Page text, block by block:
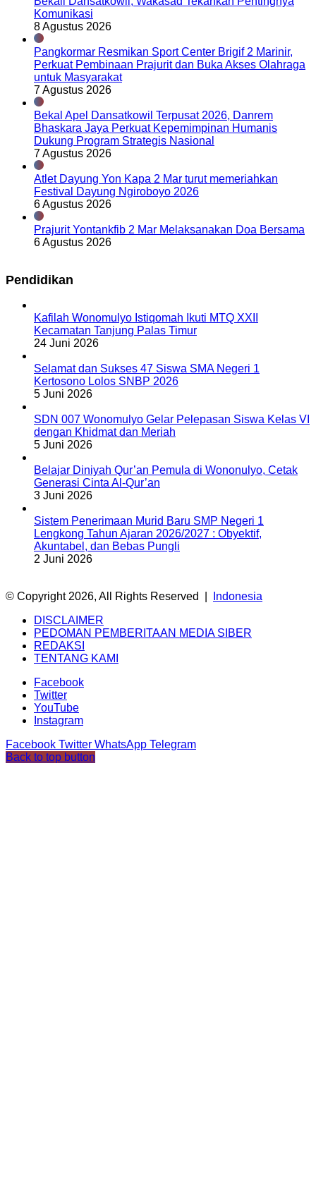
Komunikasi
8 Agustus 2026
Pangkormar Resmikan Sport Center Brigif 2 Marinir,
Perkuat Pembinaan Prajurit dan Buka Akses Olahraga
untuk Masyarakat
7 Agustus 2026
Bekal Apel Dansatkowil Terpusat 2026, Danrem
Bhaskara Jaya Perkuat Kepemimpinan Humanis
Dukung Program Strategis Nasional
7 Agustus 2026
Atlet Dayung Yon Kapa 2 Mar turut memeriahkan
Festival Dayung Ngiroboyo 2026
6 Agustus 2026
Prajurit Yontankfib 2 Mar Melaksanakan Doa Bersama
6 Agustus 2026
Pendidikan
Kafilah Wonomulyo Istiqomah Ikuti MTQ XXII
Kecamatan Tanjung Palas Timur
24 Juni 2026
Selamat dan Sukses 47 Siswa SMA Negeri 1
Kertosono Lolos SNBP 2026
5 Juni 2026
SDN 007 Wonomulyo Gelar Pelepasan Siswa Kelas VI
dengan Khidmat dan Meriah
5 Juni 2026
Belajar Diniyah Qur’an Pemula di Wononulyo, Cetak
Generasi Cinta Al-Qur’an
3 Juni 2026
Sistem Penerimaan Murid Baru SMP Negeri 1
Lengkong Tahun Ajaran 2026/2027 : Obyektif,
Akuntabel, dan Bebas Pungli
2 Juni 2026
© Copyright 2026, All Rights Reserved |
Indonesia
DISCLAIMER
PEDOMAN PEMBERITAAN MEDIA SIBER
REDAKSI
TENTANG KAMI
Facebook
Twitter
YouTube
Instagram
Facebook Twitter WhatsApp Telegram
Back to top button